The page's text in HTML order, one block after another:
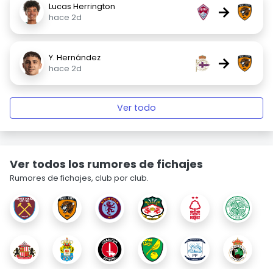
Lucas Herrington
hace 2d
→
Y. Hernández
hace 2d
→
Ver todo
Ver todos los rumores de fichajes
Rumores de fichajes, club por club.